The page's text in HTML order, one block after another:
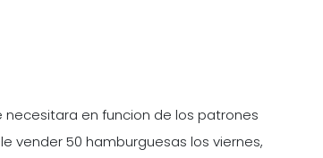
en funcion de los patrones
vender 50 hamburguesas los viernes,